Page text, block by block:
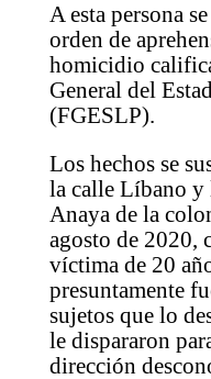
A esta persona
orden de
homicidio
General del
(FGESLP).
Los hechos se
la calle Líbano y
Anaya de la
agosto de 2020,
víctima de 20
presuntamente
sujetos que lo
le dispararon
dirección